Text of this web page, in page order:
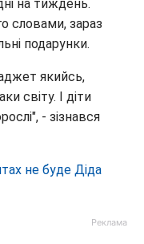
на тиждень.
словами, зараз
подарунки.
якийсь,
світу. І діти
- зізнався
не буде Діда